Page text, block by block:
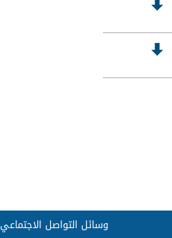
وسائل التواصل الاجتماعي